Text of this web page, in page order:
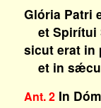
Glória Patri
et Spirítui
sicut erat in
et in
Ant. 2In